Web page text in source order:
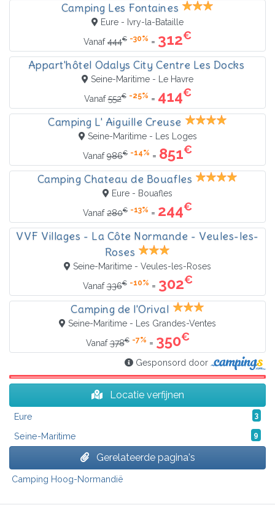
Camping Les Fontaines
Eure - Ivry-la-Bataille
Vanaf444€ -30% = 312€
Appart'hôtel Odalys City Centre Les Docks
Seine-Maritime - Le Havre
Vanaf552€ -25% = 414€
Camping L' Aiguille Creuse
Seine-Maritime - Les Loges
Vanaf986€ -14% = 851€
Camping Chateau de Bouafles
Eure - Bouafles
Vanaf280€ -13% = 244€
VVF Villages - La Côte Normande - Veules-les-
Roses
Seine-Maritime - Veules-les-Roses
Vanaf336€ -10% = 302€
Camping de l'Orival
Seine-Maritime - Les Grandes-Ventes
Vanaf378€ -7% = 350€
Gesponsord door
Locatie verfijnen
Eure 3
Seine-Maritime 9
Gerelateerde pagina's
Camping Hoog-Normandië